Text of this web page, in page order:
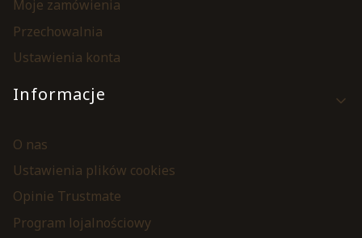
Moje zamówienia
Przechowalnia
Ustawienia konta
Informacje
O nas
Ustawienia plików cookies
Opinie Trustmate
Program lojalnościowy